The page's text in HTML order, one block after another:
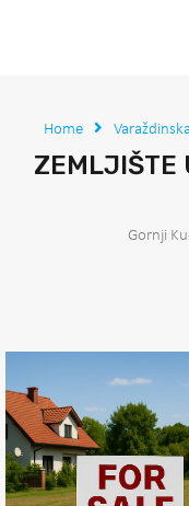
Home Varaždinska
ZEMLJIŠTE
Gornji